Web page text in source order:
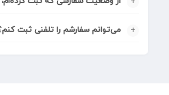
می‏‌توانم سفارشم را تلفنی ثبت